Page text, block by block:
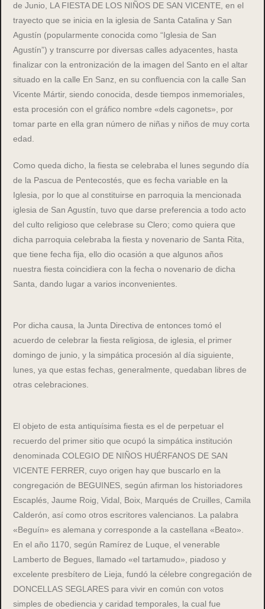
de Junio, LA FIESTA DE LOS NIÑOS DE SAN VICENTE, en el
trayecto que se inicia en la iglesia de Santa Catalina y San
Agustín (popularmente conocida como “Iglesia de San
Agustín”) y transcurre por diversas calles adyacentes, hasta
finalizar con la entronización de la imagen del Santo en el altar
situado en la calle En Sanz, en su confluencia con la calle San
Vicente Mártir, siendo conocida, desde tiempos inmemoriales,
esta procesión con el gráfico nombre «dels cagonets», por
tomar parte en ella gran número de niñas y niños de muy corta
edad.
Como queda dicho, la fiesta se celebraba el lunes segundo día
de la Pascua de Pentecostés, que es fecha variable en la
Iglesia, por lo que al constituirse en parroquia la mencionada
iglesia de San Agustín, tuvo que darse preferencia a todo acto
del culto religioso que celebrase su Clero; como quiera que
dicha parroquia celebraba la fiesta y novenario de Santa Rita,
que tiene fecha fija, ello dio ocasión a que algunos años
nuestra fiesta coincidiera con la fecha o novenario de dicha
Santa, dando lugar a varios inconvenientes.
Por dicha causa, la Junta Directiva de entonces tomó el
acuerdo de celebrar la fiesta religiosa, de iglesia, el primer
domingo de junio, y la simpática procesión al día siguiente,
lunes, ya que estas fechas, generalmente, quedaban libres de
otras celebraciones.
El objeto de esta antiquísima fiesta es el de perpetuar el
recuerdo del primer sitio que ocupó la simpática institución
denominada COLEGIO DE NIÑOS HUÉRFANOS DE SAN
VICENTE FERRER, cuyo origen hay que buscarlo en la
congregación de BEGUINES, según afirman los historiadores
Escaplés, Jaume Roig, Vidal, Boix, Marqués de Cruilles, Camila
Calderón, así como otros escritores valencianos. La palabra
«Beguín» es alemana y corresponde a la castellana «Beato».
En el año 1170, según Ramírez de Luque, el venerable
Lamberto de Begues, llamado «el tartamudo», piadoso y
excelente presbítero de Lieja, fundó la célebre congregación de
DONCELLAS SEGLARES para vivir en común con votos
simples de obediencia y caridad temporales, la cual fue